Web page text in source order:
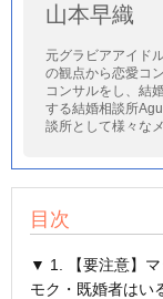
山本早織
元グラビアアイド
の観点から恋愛コ
コンサルをし、結
する結婚相談所
談所として様々な
目次
▼ 1. 【要注意】マ
モク・既婚者はい